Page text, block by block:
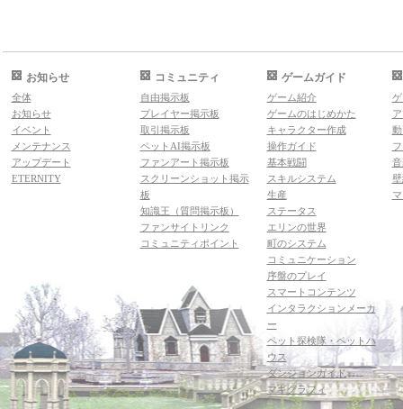
お知らせ
全体
お知らせ
イベント
メンテナンス
アップデート
ETERNITY
コミュニティ
自由掲示板
プレイヤー掲示板
取引掲示板
ペットAI掲示板
ファンアート掲示板
スクリーンショット掲示
板
知識王（質問掲示板）
ファンサイトリンク
コミュニティポイント
ゲームガイド
ゲーム紹介
ゲームのはじめかた
キャラクター作成
操作ガイド
基本戦闘
スキルシステム
生産
ステータス
エリンの世界
町のシステム
コミュニケーション
序盤のプレイ
スマートコンテンツ
インタラクションメーカ
ー
ペット探検隊・ペットハ
ウス
ダンジョンガイド
マギグラフィ